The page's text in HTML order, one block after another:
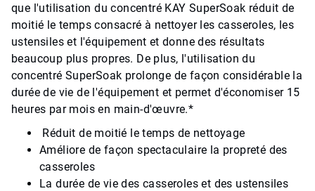
que l'utilisation du concentré KAY SuperSoak réduit de
moitié le temps consacré à nettoyer les casseroles, les
ustensiles et l'équipement et donne des résultats
beaucoup plus propres. De plus, l'utilisation du
concentré SuperSoak prolonge de façon considérable la
durée de vie de l'équipement et permet d'économiser 15
heures par mois en main-d'œuvre.*
Réduit de moitié le temps de nettoyage
Améliore de façon spectaculaire la propreté des
casseroles
La durée de vie des casseroles et des ustensiles